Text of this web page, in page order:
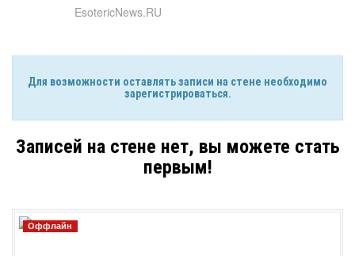
EsotericNews.RU
Для возможности оставлять записи на стене необходимо
зарегистрироваться.
Записей на стене нет, вы можете стать
первым!
Оффлайн